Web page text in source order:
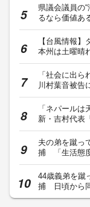
県議会議員の
るなら価値あ
【台風情報
本州は土曜晴
「社会に出ら
川村葉音被告
「ネパール
新・吉村代表
夫の弟を蹴っ
捕 「生活態
44歳義弟を
捕 日頃から